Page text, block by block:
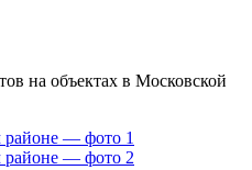
на объектах в Московской